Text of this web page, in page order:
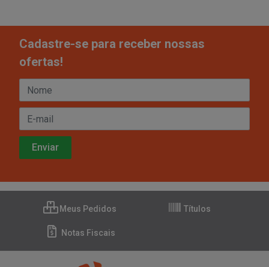
Cadastre-se para receber nossas
ofertas!
Meus Pedidos Títulos
Notas Fiscais